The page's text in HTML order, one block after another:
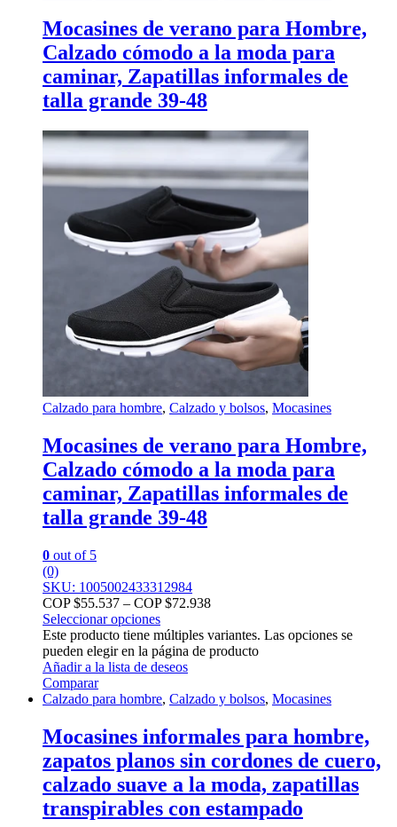
Mocasines de verano para Hombre,
Calzado cómodo a la moda para
caminar, Zapatillas informales de
talla grande 39-48
Calzado para hombre, Calzado y bolsos, Mocasines
Mocasines de verano para Hombre,
Calzado cómodo a la moda para
caminar, Zapatillas informales de
talla grande 39-48
0 out of 5
(0)
SKU: 1005002433312984
COP $55.537 – COP $72.938
Seleccionar opciones
Este producto tiene múltiples variantes. Las opciones se
pueden elegir en la página de producto
Añadir a la lista de deseos
Comparar
Calzado para hombre, Calzado y bolsos, Mocasines
Mocasines informales para hombre,
zapatos planos sin cordones de cuero,
calzado suave a la moda, zapatillas
transpirables con estampado